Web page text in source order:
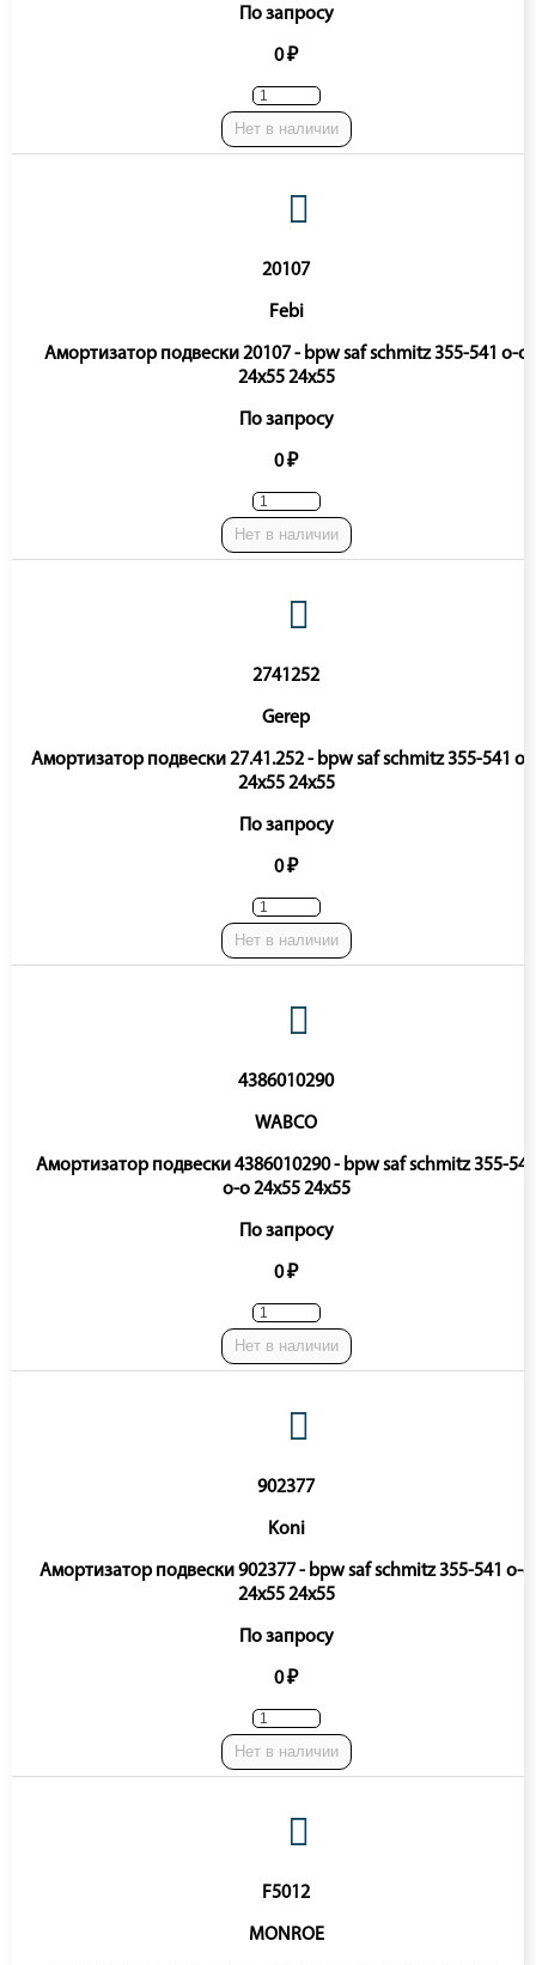
По запросу
0 ₽
Нет в наличии
20107
Febi
Амортизатор подвески 20107 - bpw saf schmitz 355-541 o-o
24x55 24x55
По запросу
0 ₽
Нет в наличии
2741252
Gerep
Амортизатор подвески 27.41.252 - bpw saf schmitz 355-541 o-
24x55 24x55
По запросу
0 ₽
Нет в наличии
4386010290
WABCO
Амортизатор подвески 4386010290 - bpw saf schmitz 355-541
o-o 24x55 24x55
По запросу
0 ₽
Нет в наличии
902377
Koni
Амортизатор подвески 902377 - bpw saf schmitz 355-541 o-o
24x55 24x55
По запросу
0 ₽
Нет в наличии
F5012
MONROE